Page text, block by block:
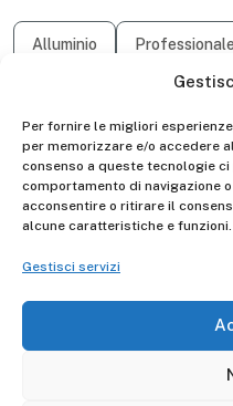
Per fornire le migliori
per memorizzare e/o accedere
consenso a queste tecnologie
comportamento di navigazione
acconsentire o ritirare il
alcune caratteristiche e funzioni.
Gestisci servizi
Alluminio
Descrizione
è stata studiata per un
E' costruita in alluminio e
verniciati di nero.